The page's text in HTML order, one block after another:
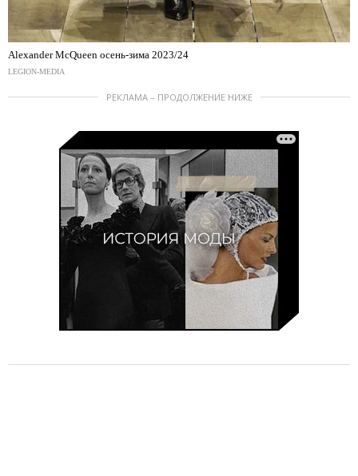
Alexander McQueen осень-зима 2023/24
LEGION-MEDIA
РЕКЛАМА – ПРОДОЛЖЕНИЕ НИЖЕ